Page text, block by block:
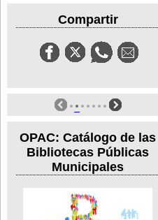
Compartir
OPAC: Catálogo de las
Bibliotecas Públicas
Municipales